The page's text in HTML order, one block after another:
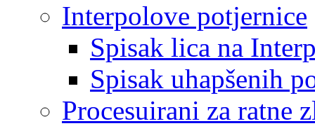
Interpolove potjernice
Spisak lica na
Spisak uhapšenih
Procesuirani za ratne